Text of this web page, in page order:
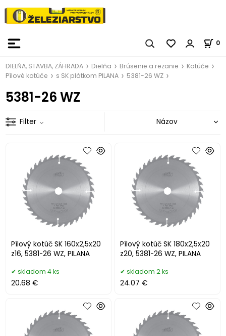
0
DIELŇA, STAVBA, ZÁHRADA Dielňa Brúsenie a rezanie
Kotúče
Pílové kotúče
s SK plátkom PILANA 5381-26 WZ
5381-26 WZ
Filter
Pílový kotúč SK 160x2,5x20
z16, 5381-26 WZ, PILANA
skladom 4 ks
20.68 €
Pílový kotúč SK 180x2,5x20
z20, 5381-26 WZ, PILANA
skladom 2 ks
24.07 €